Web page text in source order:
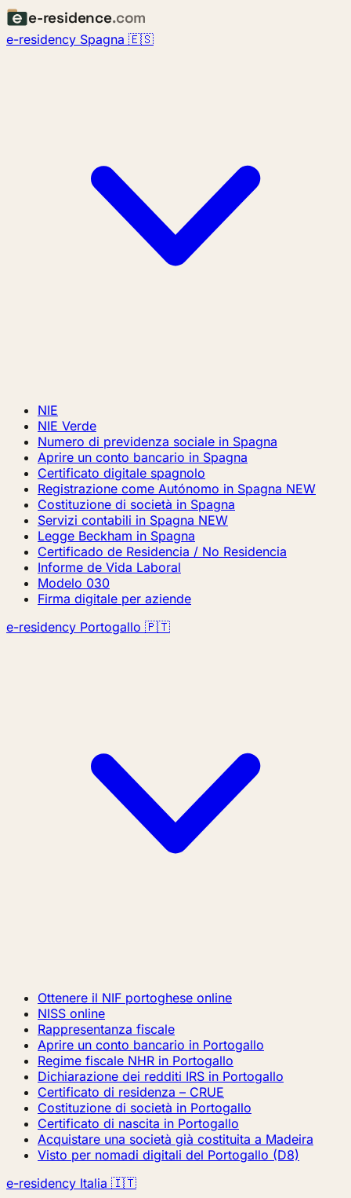
e-residence.com
e-residency Spagna 🇪🇸
NIE
NIE Verde
Numero di previdenza sociale in Spagna
Aprire un conto bancario in Spagna
Certificato digitale spagnolo
Registrazione come Autónomo in Spagna NEW
Costituzione di società in Spagna
Servizi contabili in Spagna NEW
Legge Beckham in Spagna
Certificado de Residencia / No Residencia
Informe de Vida Laboral
Modelo 030
Firma digitale per aziende
e-residency Portogallo 🇵🇹
Ottenere il NIF portoghese online
NISS online
Rappresentanza fiscale
Aprire un conto bancario in Portogallo
Regime fiscale NHR in Portogallo
Dichiarazione dei redditi IRS in Portogallo
Certificato di residenza – CRUE
Costituzione di società in Portogallo
Certificato di nascita in Portogallo
Acquistare una società già costituita a Madeira
Visto per nomadi digitali del Portogallo (D8)
e-residency Italia 🇮🇹